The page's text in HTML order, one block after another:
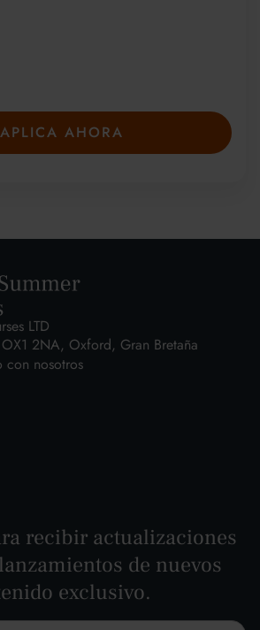
APLICA AHORA
LTD
2NA, Oxford, Gran Bretaña
con nosotros
recibir actualizaciones
de nuevos
exclusivo.